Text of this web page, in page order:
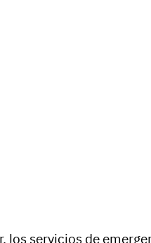
los servicios de